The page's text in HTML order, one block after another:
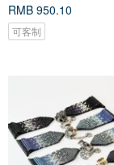
RMB 950.10
可客制